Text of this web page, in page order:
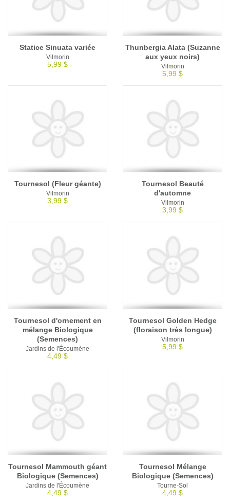
Statice Sinuata variée
Vilmorin
5,99 $
Thunbergia Alata (Suzanne
aux yeux noirs)
Vilmorin
5,99 $
Tournesol (Fleur géante)
Vilmorin
3,99 $
Tournesol Beauté
d'automne
Vilmorin
3,99 $
Tournesol d'ornement en
mélange Biologique
(Semences)
Jardins de l'Écoumène
4,49 $
Tournesol Golden Hedge
(floraison très longue)
Vilmorin
5,99 $
Tournesol Mammouth géant
Biologique (Semences)
Jardins de l'Écoumène
4,49 $
Tournesol Mélange
Biologique (Semences)
Tourne-Sol
4,49 $